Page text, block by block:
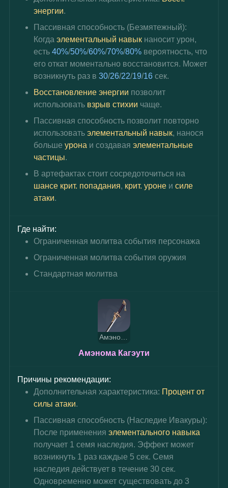
энергии.
Пассивная способность (Безмятежный):
Когда элементальный навык наносит урон,
есть 40%/50%/60%/70%/80% вероятность, что
его откат моментально восстановится. Может
возникнуть раз в 30/26/22/19/16 сек.
Восстановление энергии позволит
использовать взрыв стихии чаще.
Пассивная способность позволит повторно
использовать элементальный навык, нанося
больше урона и создавая элементальные
частицы.
В артефактах стоит сосредоточиться на
шансе крит. попадания, крит. уроне и силе
атаки.
Где найти:
Ограниченная молитва события персонажа
Ограниченная молитва события оружия
Стандартная молитва
Амэнома Кагэути
Амэнома Кагэути
Причины рекомендации:
Дополнительная характеристика: Процент от
силы атаки.
Пассивная способность (Наследие Ивакуры):
После применения элементального навыка
получает 1 семя наследия. Эффект может
возникнуть 1 раз каждые 5 сек. Семя
наследия действует в течение 30 сек.
Одновременно может существовать до 3